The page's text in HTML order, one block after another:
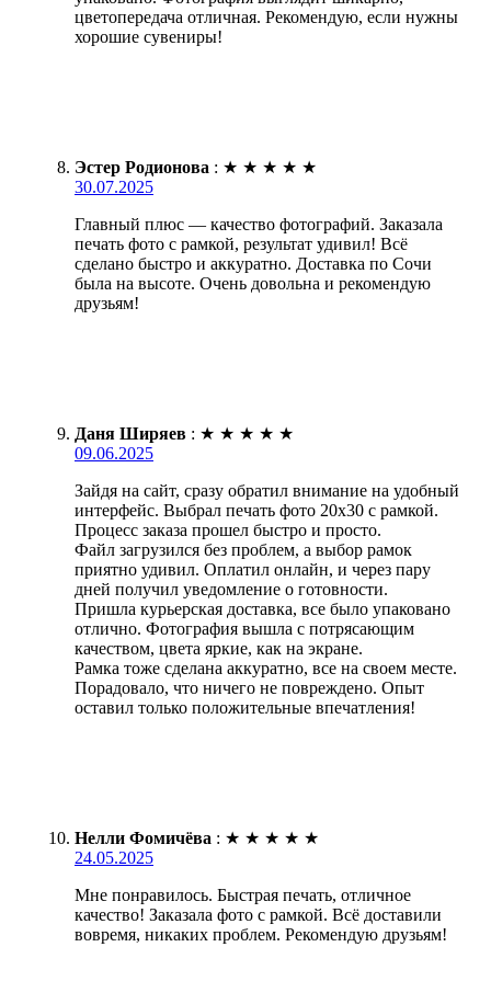
цветопередача отличная. Рекомендую, если нужны
хорошие сувениры!
Эстер Родионова : ★ ★ ★ ★ ★
30.07.2025
Главный плюс — качество фотографий. Заказала
печать фото с рамкой, результат удивил! Всё
сделано быстро и аккуратно. Доставка по Сочи
была на высоте. Очень довольна и рекомендую
друзьям!
Даня Ширяев : ★ ★ ★ ★ ★
09.06.2025
Зайдя на сайт, сразу обратил внимание на удобный
интерфейс. Выбрал печать фото 20х30 с рамкой.
Процесс заказа прошел быстро и просто.
Файл загрузился без проблем, а выбор рамок
приятно удивил. Оплатил онлайн, и через пару
дней получил уведомление о готовности.
Пришла курьерская доставка, все было упаковано
отлично. Фотография вышла с потрясающим
качеством, цвета яркие, как на экране.
Рамка тоже сделана аккуратно, все на своем месте.
Порадовало, что ничего не повреждено. Опыт
оставил только положительные впечатления!
Нелли Фомичёва : ★ ★ ★ ★ ★
24.05.2025
Мне понравилось. Быстрая печать, отличное
качество! Заказала фото с рамкой. Всё доставили
вовремя, никаких проблем. Рекомендую друзьям!